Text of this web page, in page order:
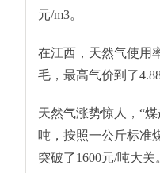
元/m3。
在江西，天然气使用
毛，最高气价到了
天然气涨势惊人，“
吨，按照一公斤标准
突破了1600元/吨大关